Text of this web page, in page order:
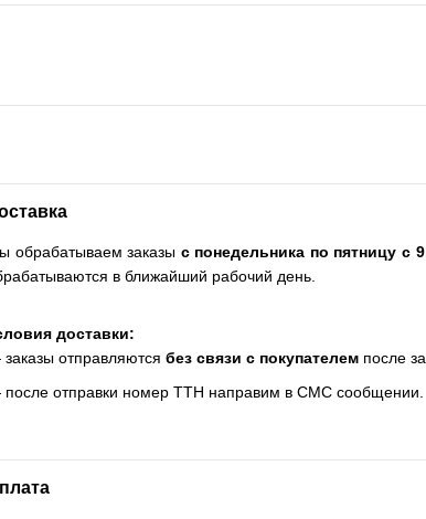
обрабатываем заказы с понедельника по пятницу с
в ближайший рабочий день.
доставки:
отправляютсябез связи с покупателем после
отправки номер ТТН направим в СМС сообщении.